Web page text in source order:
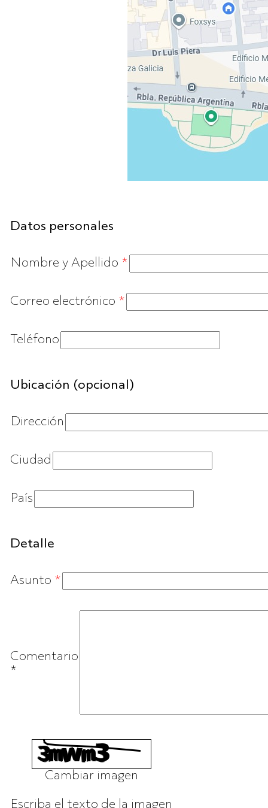
Datos personales
Nombre y Apellido *
Correo electrónico *
Teléfono
Ubicación (opcional)
Dirección
Ciudad
País
Detalle
Asunto *
Comentario
*
Cambiar imagen
Escriba el texto de la imagen